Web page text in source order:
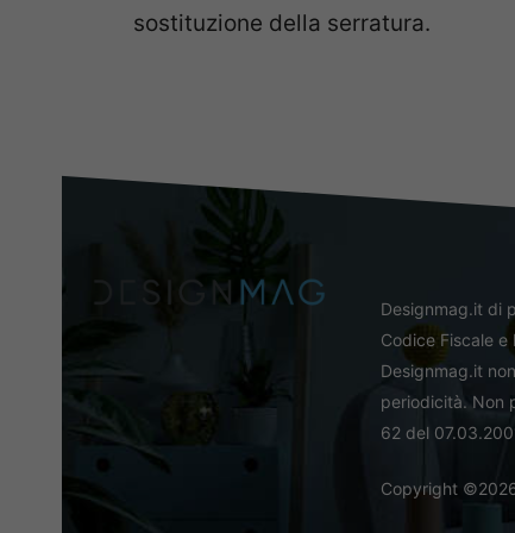
sostituzione della serratura.
Designmag.it di
Codice Fiscale e
Designmag.it
periodicità. Non
62 del
Copyright